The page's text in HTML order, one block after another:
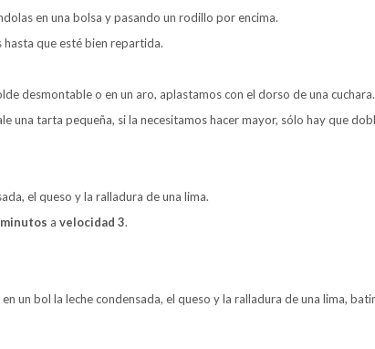
en una bolsa y pasando un rodillo por encima.
que esté bien repartida.
desmontable o en un aro, aplastamos con el dorso de una cuchara.
una tarta pequeña, si la necesitamos hacer mayor, sólo hay que
el queso y la ralladura de una lima.
a velocidad 3.
un bol la leche condensada, el queso y la ralladura de una lima,